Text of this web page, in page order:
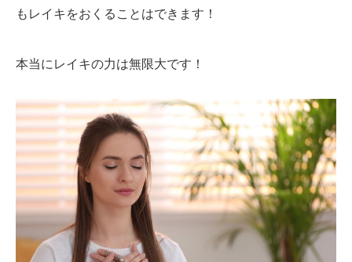
もレイキをおくることはできます！
本当にレイキの力は無限大です！